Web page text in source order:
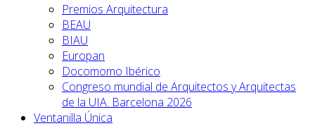
Premios Arquitectura
BEAU
BIAU
Europan
Docomomo Ibérico
Congreso mundial de Arquitectos y Arquitectas
de la UIA. Barcelona 2026
Ventanilla Única